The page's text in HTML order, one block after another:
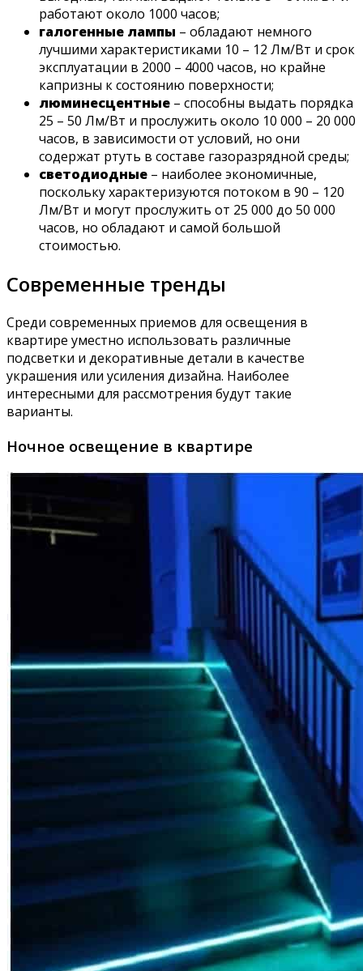
работают около 1000 часов;
галогенные лампы – обладают немного
лучшими характеристиками 10 – 12 Лм/Вт и срок
эксплуатации в 2000 – 4000 часов, но крайне
капризны к состоянию поверхности;
люминесцентные – способны выдать порядка
25 – 50 Лм/Вт и прослужить около 10 000 – 20 000
часов, в зависимости от условий, но они
содержат ртуть в составе газоразрядной среды;
светодиодные – наиболее экономичные,
поскольку характеризуются потоком в 90 – 120
Лм/Вт и могут прослужить от 25 000 до 50 000
часов, но обладают и самой большой
стоимостью.
Современные тренды
Среди современных приемов для освещения в
квартире уместно использовать различные
подсветки и декоративные детали в качестве
украшения или усиления дизайна. Наиболее
интересными для рассмотрения будут такие
варианты.
Ночное освещение в квартире